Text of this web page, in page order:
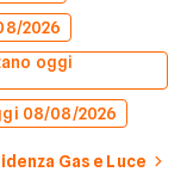
2026
oggi
08/08/2026
Gas e Luce